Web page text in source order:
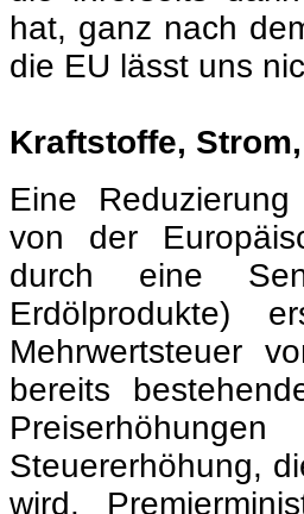
Eine
von der
Erdölprodukte)
Mehrwertsteuer
bereits
Steuererhöhung,
wird.
heutigen
Verringerung des
des
führen.